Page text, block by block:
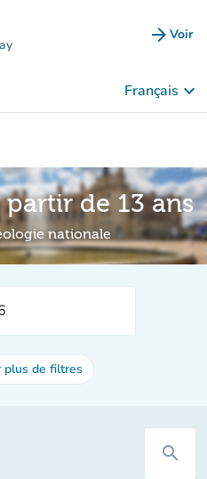
arrow_forward Voir
Français keyboard_arrow_down
de 13 ans
nationale
plus de filtres
search